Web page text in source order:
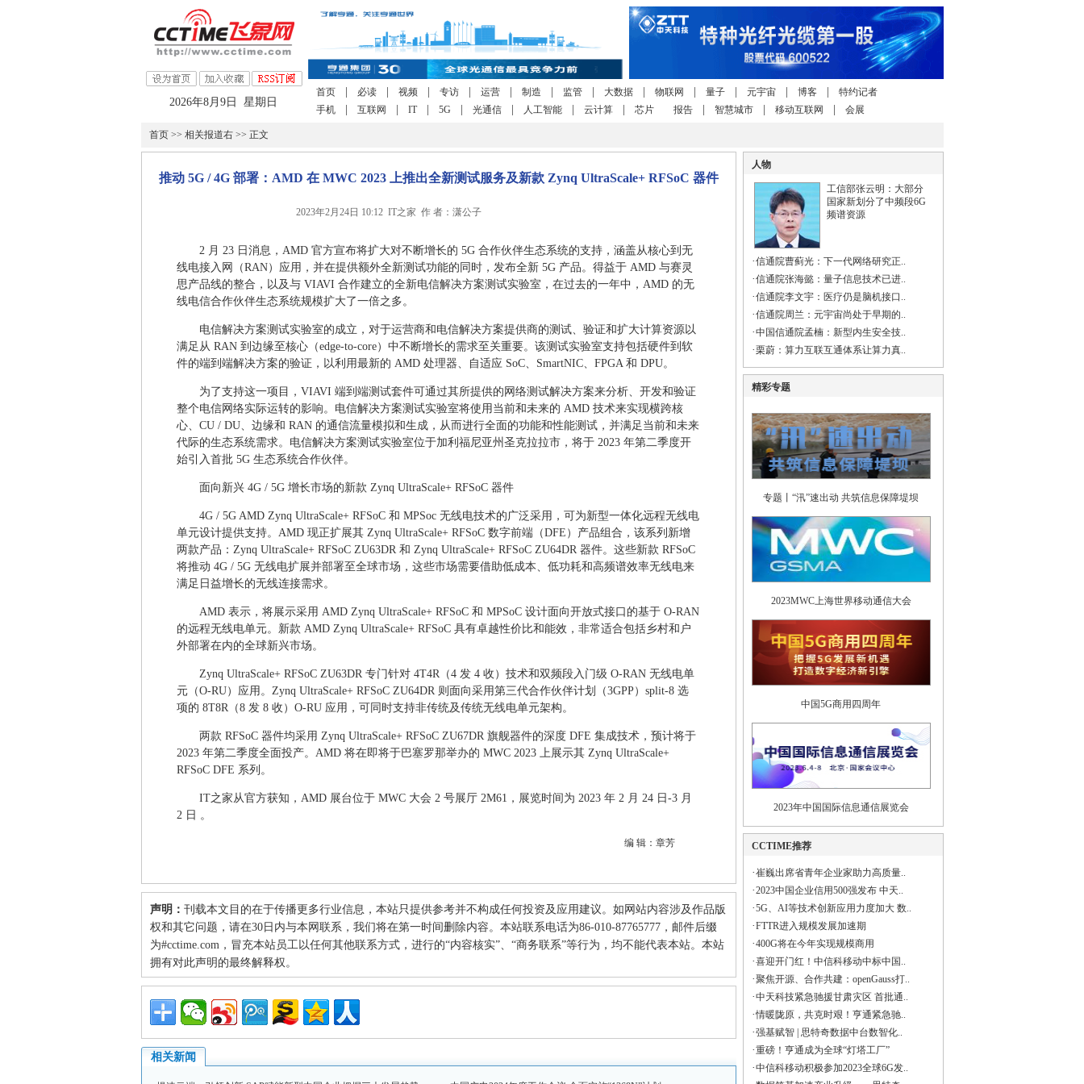
2026年8月9日 星期日
首页 必读 视频 专访 运营 制造 监管 大数据 物联网 量子 元宇宙 博客
特约记者
手机
互联网 IT 5G 光通信 人工智能 云计算 芯片 报告 智慧城市 移动互联网 会展
首页>> 相关报道右>> 正文
推动 5G / 4G 部署：AMD 在 MWC 2023 上推出全新测试服务及新款 Zynq UltraScale+ RFSoC 器件
2023年2月24日 10:12 IT之家 作 者：潇公子
2 月 23 日消息，AMD 官方宣布将扩大对不断增长的 5G 合作伙伴生态系统的支持，涵盖从核心到无
线电接入网（RAN）应用，并在提供额外全新测试功能的同时，发布全新 5G 产品。得益于 AMD 与赛灵
思产品线的整合，以及与 VIAVI 合作建立的全新电信解决方案测试实验室，在过去的一年中，AMD 的无
线电信合作伙伴生态系统规模扩大了一倍之多。
电信解决方案测试实验室的成立，对于运营商和电信解决方案提供商的测试、验证和扩大计算资源以
满足从 RAN 到边缘至核心（edge-to-core）中不断增长的需求至关重要。该测试实验室支持包括硬件到软
件的端到端解决方案的验证，以利用最新的 AMD 处理器、自适应 SoC、SmartNIC、FPGA 和 DPU。
为了支持这一项目，VIAVI 端到端测试套件可通过其所提供的网络测试解决方案来分析、开发和验证
整个电信网络实际运转的影响。电信解决方案测试实验室将使用当前和未来的 AMD 技术来实现横跨核
心、CU / DU、边缘和 RAN 的通信流量模拟和生成，从而进行全面的功能和性能测试，并满足当前和未来
代际的生态系统需求。电信解决方案测试实验室位于加利福尼亚州圣克拉拉市，将于 2023 年第二季度开
始引入首批 5G 生态系统合作伙伴。
面向新兴 4G / 5G 增长市场的新款 Zynq UltraScale+ RFSoC 器件
4G / 5G AMD Zynq UltraScale+ RFSoC 和 MPSoc 无线电技术的广泛采用，可为新型一体化远程无线电
单元设计提供支持。AMD 现正扩展其 Zynq UltraScale+ RFSoC 数字前端（DFE）产品组合，该系列新增
两款产品：Zynq UltraScale+ RFSoC ZU63DR 和 Zynq UltraScale+ RFSoC ZU64DR 器件。这些新款 RFSoC
将推动 4G / 5G 无线电扩展并部署至全球市场，这些市场需要借助低成本、低功耗和高频谱效率无线电来
满足日益增长的无线连接需求。
AMD 表示，将展示采用 AMD Zynq UltraScale+ RFSoC 和 MPSoC 设计面向开放式接口的基于 O-RAN
的远程无线电单元。新款 AMD Zynq UltraScale+ RFSoC 具有卓越性价比和能效，非常适合包括乡村和户
外部署在内的全球新兴市场。
Zynq UltraScale+ RFSoC ZU63DR 专门针对 4T4R（4 发 4 收）技术和双频段入门级 O-RAN 无线电单
元（O-RU）应用。Zynq UltraScale+ RFSoC ZU64DR 则面向采用第三代合作伙伴计划（3GPP）split-8 选
项的 8T8R（8 发 8 收）O-RU 应用，可同时支持非传统及传统无线电单元架构。
两款 RFSoC 器件均采用 Zynq UltraScale+ RFSoC ZU67DR 旗舰器件的深度 DFE 集成技术，预计将于
2023 年第二季度全面投产。AMD 将在即将于巴塞罗那举办的 MWC 2023 上展示其 Zynq UltraScale+
RFSoC DFE 系列。
IT之家从官方获知，AMD 展台位于 MWC 大会 2 号展厅 2M61，展览时间为 2023 年 2 月 24 日-3 月
2 日 。
编 辑：章芳
声明： 刊载本文目的在于传播更多行业信息，本站只提供参考并不构成任何投资及应用建议。如网站内容涉及作品版
权和其它问题，请在30日内与本网联系，我们将在第一时间删除内容。本站联系电话为86-010-87765777，邮件后缀
为#cctime.com，冒充本站员工以任何其他联系方式，进行的“内容核实”、“商务联系”等行为，均不能代表本站。本站
拥有对此声明的最终解释权。
相关新闻
人物
工信部张云明：大部分
国家新划分了中频段6G
频谱资源
·信通院曹蓟光：下一代网络研究正..
·信通院张海懿：量子信息技术已进..
·信通院李文宇：医疗仍是脑机接口..
·信通院周兰：元宇宙尚处于早期的..
·中国信通院孟楠：新型内生安全技..
·栗蔚：算力互联互通体系让算力真..
精彩专题
专题丨“汛”速出动 共筑信息保障堤坝
2023MWC上海世界移动通信大会
中国5G商用四周年
2023年中国国际信息通信展览会
CCTIME推荐
·崔巍出席省青年企业家助力高质量..
·2023中国企业信用500强发布 中天..
·5G、AI等技术创新应用力度加大 数..
·FTTR进入规模发展加速期
·400G将在今年实现规模商用
·喜迎开门红！中信科移动中标中国..
·聚焦开源、合作共建：openGauss打..
·中天科技紧急驰援甘肃灾区 首批通..
·情暖陇原，共克时艰！亨通紧急驰..
·强基赋智 | 思特奇数据中台数智化..
·重磅！亨通成为全球“灯塔工厂”
·中信科移动积极参加2023全球6G发..